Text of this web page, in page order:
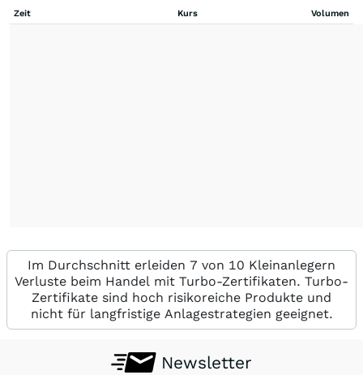
Zeit Kurs Volumen
Im Durchschnitt erleiden 7 von 10 Kleinanlegern
Verluste beim Handel mit Turbo-Zertifikaten. Turbo-
Zertifikate sind hoch risikoreiche Produkte und
nicht für langfristige Anlagestrategien geeignet.
Newsletter